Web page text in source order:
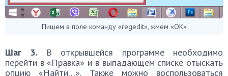
Пишем в поле команду «regedit», жмем «ОК»
Шаг 3. В открывшейся программе необходимо
перейти в «Правка» и в выпадающем списке отыскать
опцию «Найти…». Также можно воспользоваться